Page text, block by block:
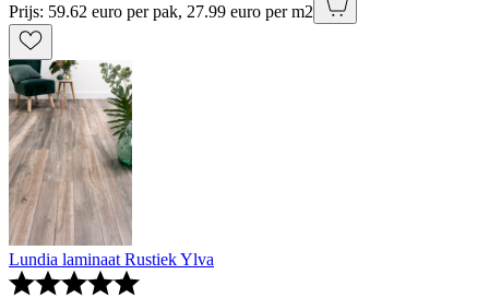
Prijs: 59.62 euro per pak, 27.99 euro per m2
Lundia laminaat Rustiek Ylva